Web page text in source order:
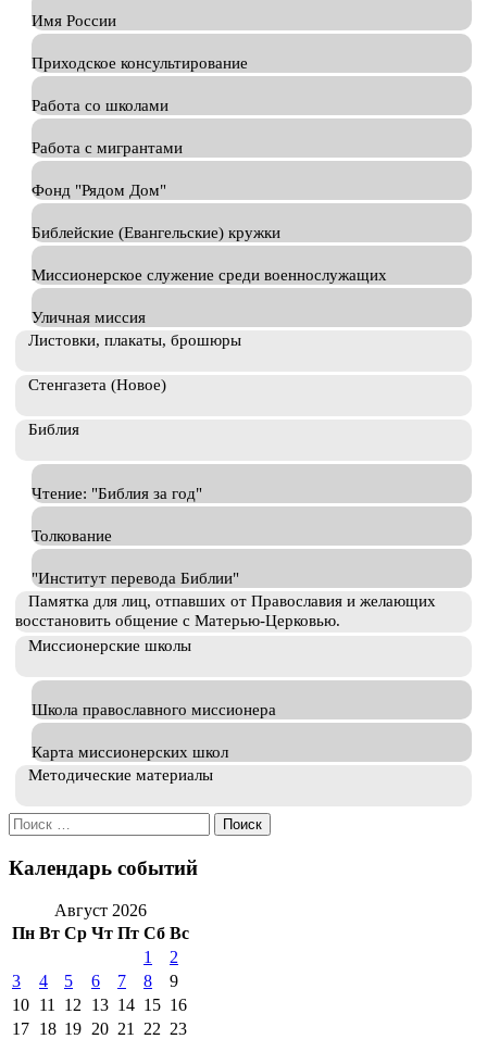
Имя России
Приходское консультирование
Работа со школами
Работа с мигрантами
Фонд "Рядом Дом"
Библейские (Евангельские) кружки
Миссионерское служение среди военнослужащих
Уличная миссия
Листовки, плакаты, брошюры
Стенгазета (Новое)
Библия
Чтение: "Библия за год"
Толкование
"Институт перевода Библии"
Памятка для лиц, отпавших от Православия и желающих
восстановить общение с Матерью-Церковью.
Миссионерские школы
Школа православного миссионера
Карта миссионерских школ
Методические материалы
Искать:
Календарь событий
Август 2026
Пн Вт Ср Чт Пт Сб Вс
1
2
3
4 5 6 7 8
9
10 11 12 13 14 15 16
17 18 19 20 21 22 23